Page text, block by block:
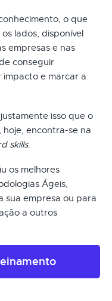
o que
lados, disponível
empresas e nas
conseguir
impacto e marcar a
isso que o
encontra-se na
skills.
os melhores
Ágeis,
sua empresa ou para
a outros